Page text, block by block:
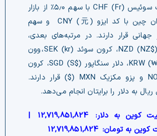
جهانی، فرانک سوئیس CHF (Fr) با سهم ۵٫۰٪ از بازار
جهانی و یوان چین با کد ایزو CNY (元) و سهم
جهانی قرار دارند. در مرتبه‌های بعدی،
دلار زلاندنو NZD (NZ$)، کرون سوئد (kr) SEK، وون
کره جنوبی (₩) KRW، دلار سنگاپور SGD (S$)، کرون
نروژ NOK (kr) و پزو مکزیک MXN ($) قرار دارند.
به دلار را برایتان انجام می‌دهد.
کوین به دلار: 12,719,851,824
|
کوین به تومان: 12,719,851,824